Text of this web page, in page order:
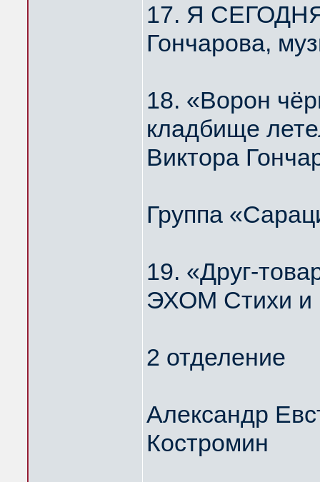
17. Я
Гончарова,
18. «Ворон
кладбище
Виктора
Группа
19. «Друг-
ЭХОМ Стихи и
2 отделение
Александр
Костромин